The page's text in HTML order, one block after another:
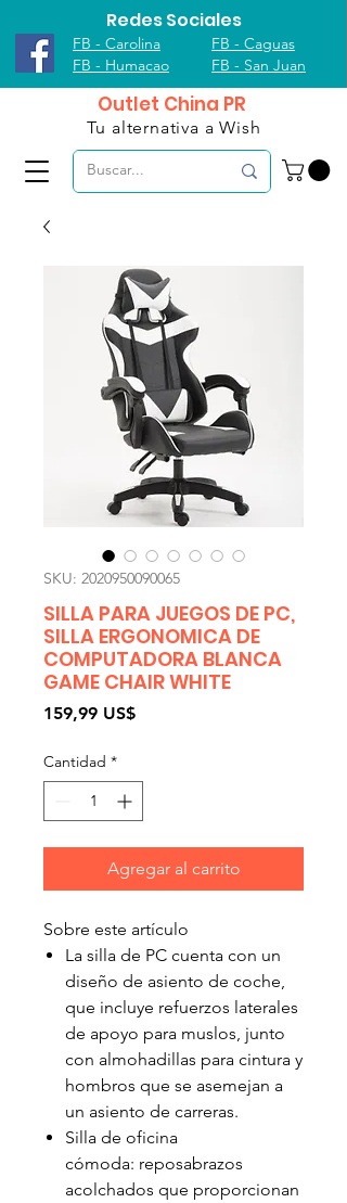
Redes Sociales
FB - Carolina
FB - Humacao
FB - Caguas
FB - San Juan
Outlet China PR
Tu alternativa a Wish
SKU: 2020950090065
SILLA PARA JUEGOS DE PC,
SILLA ERGONOMICA DE
COMPUTADORA BLANCA
GAME CHAIR WHITE
159,99 US$Precio
Cantidad *
Agregar al carrito
Sobre este artículo
La silla de PC cuenta con un
diseño de asiento de coche,
que incluye refuerzos laterales
de apoyo para muslos, junto
con almohadillas para cintura y
hombros que se asemejan a
un asiento de carreras.
Silla de oficina
cómoda: reposabrazos
acolchados que proporcionan